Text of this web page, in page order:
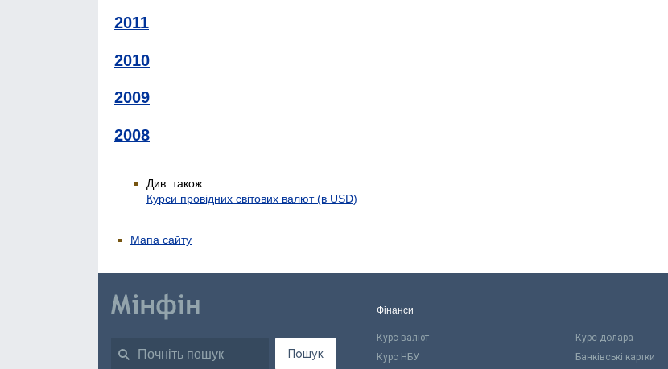
2011
2010
2009
2008
Див. також:
Курси провідних світових валют (в USD)
Мапа сайту
Пошук
Фінанси
Курс валют Курс долара
Курс НБУ
Банківські картки